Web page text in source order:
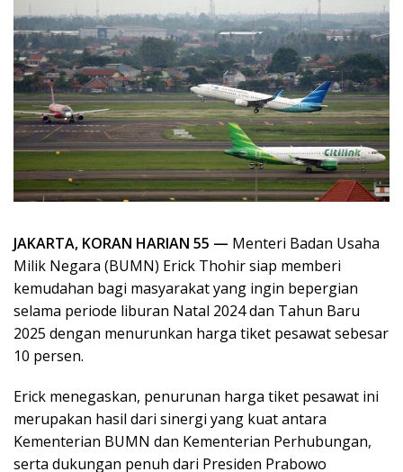
JAKARTA, KORAN HARIAN 55 — Menteri Badan Usaha
Milik Negara (BUMN) Erick Thohir siap memberi
kemudahan bagi masyarakat yang ingin bepergian
selama periode liburan Natal 2024 dan Tahun Baru
2025 dengan menurunkan harga tiket pesawat sebesar
10 persen.
Erick menegaskan, penurunan harga tiket pesawat ini
merupakan hasil dari sinergi yang kuat antara
Kementerian BUMN dan Kementerian Perhubungan,
serta dukungan penuh dari Presiden Prabowo